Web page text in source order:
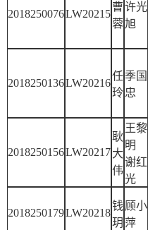
2018250076LW20215
曹
蓉
许光
旭
2018250136LW20216
任
玲
季国
忠
2018250156LW20217
耿
大
伟
王黎
明
谢红
光
2018250179LW20218
钱
玥
顾小
萍